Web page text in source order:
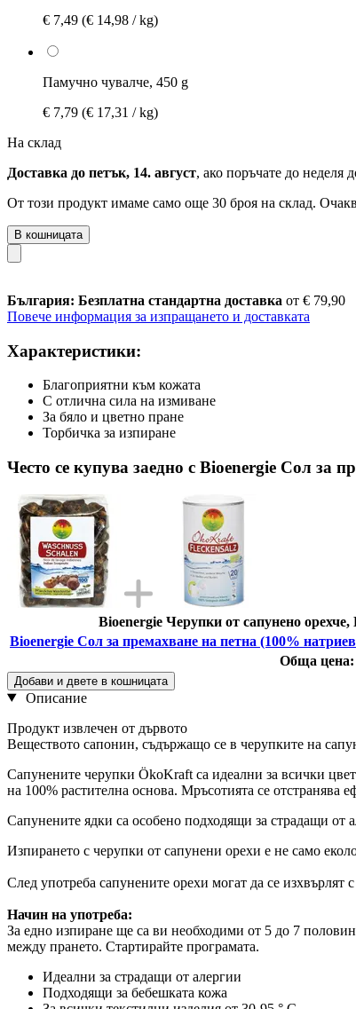
€ 7,49 (€ 14,98 / kg)
Памучно чувалче, 450 g
€ 7,79 (€ 17,31 / kg)
На склад
Доставка до петък, 14. август, ако поръчате до неделя
От този продукт имаме само още 30 броя на склад.
В кошницата
България: Безплатна стандартна доставка от € 79,90
Повече информация за изпращането и доставката
Характеристики:
Благоприятни към кожата
С отлична сила на измиване
За бяло и цветно пране
Торбичка за изпиране
Често се купува заедно с Bioenergie Сол за
Bioenergie Черупки от сапунено
Bioenergie Сол за премахване на петна (100%
Обща цена:
Добави и двете в кошницата
Описание
Продукт извлечен от дървото
Веществото сапонин, съдържащо се в черупките на
Сапунените черупки ÖkoKraft са идеални за всички
на 100% растителна основа. Мръсотията се
Сапунените ядки са особено подходящи за страдащи от
Изпирането с черупки от сапунени орехи е не само
След употреба сапунените орехи могат да се
Начин на употреба:
За едно изпиране ще са ви необходими от 5 до 7
между прането. Стартирайте програмата.
Идеални за страдащи от алергии
Подходящи за бебешката кожа